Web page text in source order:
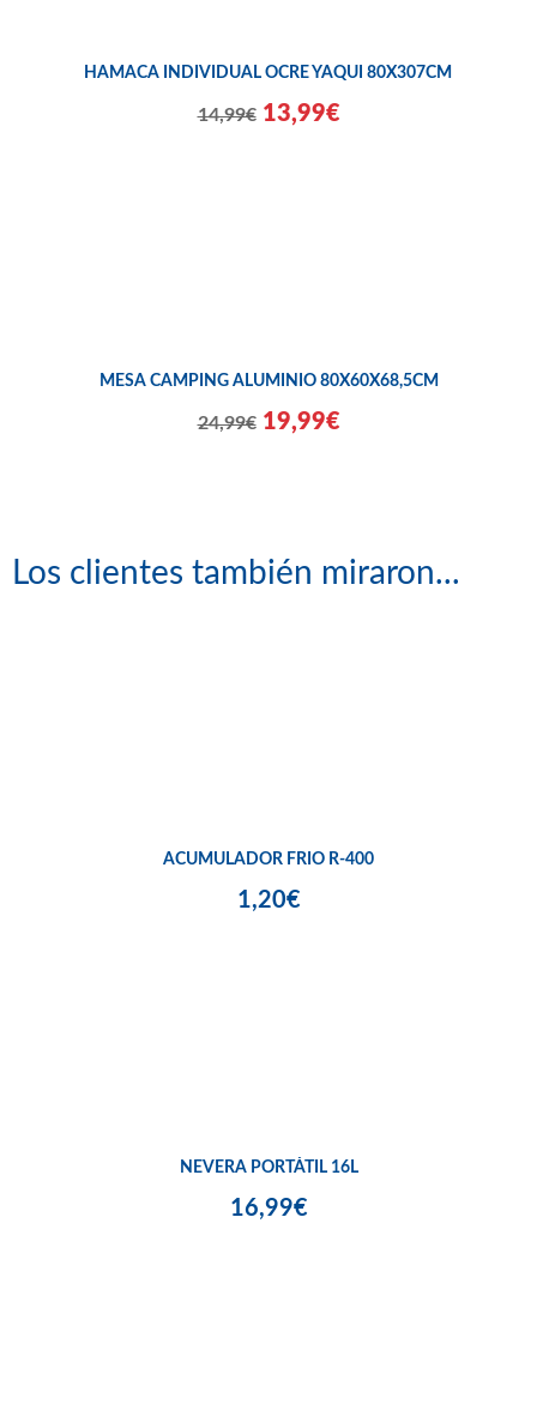
HAMACA INDIVIDUAL OCRE YAQUI 80X307CM
14,99€ 13,99€
MESA CAMPING ALUMINIO 80X60X68,5CM
24,99€ 19,99€
Los clientes también miraron...
ACUMULADOR FRIO R-400
1,20€
NEVERA PORTÁTIL 16L
16,99€